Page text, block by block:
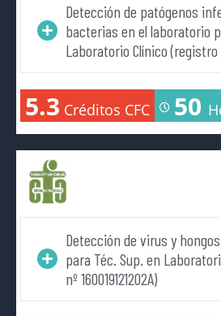
Detección de patógenos
bacterias en el laboratorio
Laboratorio Clínico (registro
5.3 Créditos CFC 50
Detección de virus y
para Téc. Sup. en
nº 160019121202A)